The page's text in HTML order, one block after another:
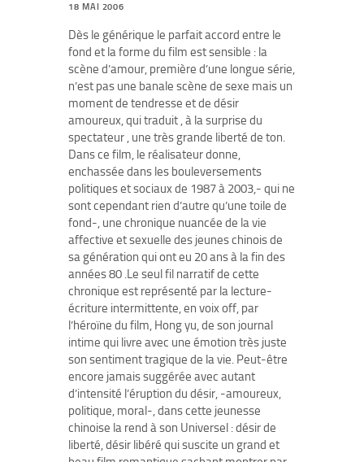
18 MAI 2006
Dès le générique le parfait accord entre le
fond et la forme du film est sensible : la
scène d’amour, première d’une longue série,
n’est pas une banale scène de sexe mais un
moment de tendresse et de désir
amoureux, qui traduit , à la surprise du
spectateur , une très grande liberté de ton.
Dans ce film, le réalisateur donne,
enchassée dans les bouleversements
politiques et sociaux de 1987 à 2003,- qui ne
sont cependant rien d’autre qu’une toile de
fond-, une chronique nuancée de la vie
affective et sexuelle des jeunes chinois de
sa génération qui ont eu 20 ans à la fin des
années 80 .Le seul fil narratif de cette
chronique est représenté par la lecture-
écriture intermittente, en voix off, par
l’héroïne du film, Hong yu, de son journal
intime qui livre avec une émotion très juste
son sentiment tragique de la vie. Peut-être
encore jamais suggérée avec autant
d’intensité l’éruption du désir, -amoureux,
politique, moral-, dans cette jeunesse
chinoise la rend à son Universel : désir de
liberté, désir libéré qui suscite un grand et